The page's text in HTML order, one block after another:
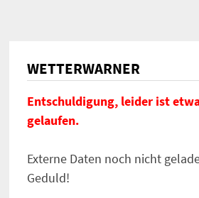
WETTERWARNER
Entschuldigung, leider ist
gelaufen.
Externe Daten noch nicht
Geduld!